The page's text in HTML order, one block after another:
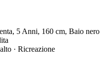
5 Anni, 160 cm, Baio nero
· Ricreazione